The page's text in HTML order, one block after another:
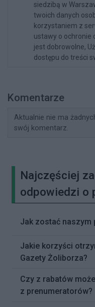
siedzibą w
twoich danych
korzystaniem z
ustawy o ochronie
jest dobrowolne,
dostępu do treści
Komentarze
Aktualnie nie ma
swój komentarz.
Najczęściej
odpowiedzi o
Jak zostać naszym
Jakie korzyści
Gazety Żoliborza?
Czy z rabatów
z prenumeratorów?